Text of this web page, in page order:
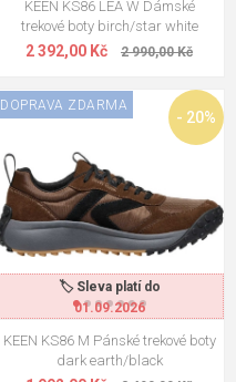
KEEN KS86 LEA W Dámské
trekové boty birch/star white
2 392,00 Kč 2 990,00 Kč
🏷️ Sleva platí do
01.09.2026
- 20%
DOPRAVA ZDARMA
KEEN KS86 M Pánské trekové boty
dark earth/black